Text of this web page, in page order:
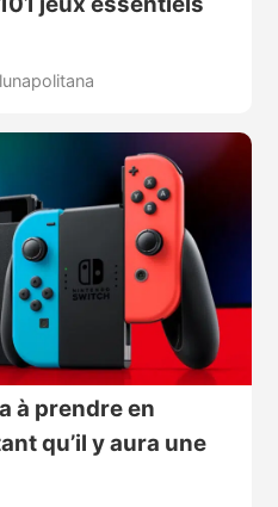
à prendre en
qu’il y aura une